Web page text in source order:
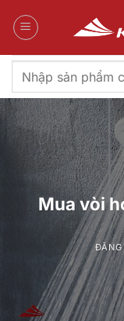
qua
Tìm
kiếm:
Mua vòi
ĐĂNG